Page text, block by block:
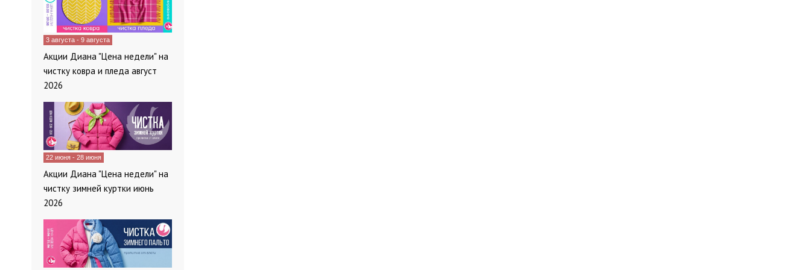
3 августа - 9 августа
Акции Диана "Цена недели" на
чистку ковра и пледа август
2026
22 июня - 28 июня
Акции Диана "Цена недели" на
чистку зимней куртки июнь
2026